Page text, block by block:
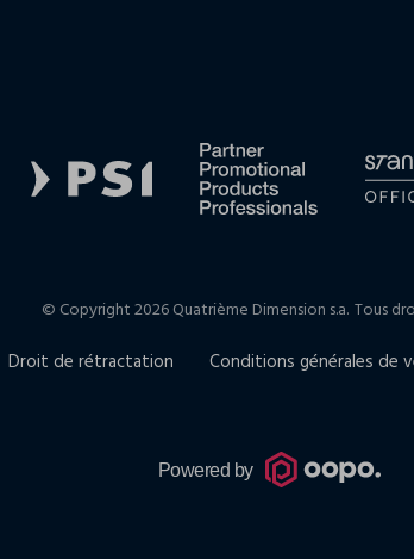
© Copyright 2026 Quatrième Dimension s.a. Tous
Droit de rétractation Conditions générales de
Powered by